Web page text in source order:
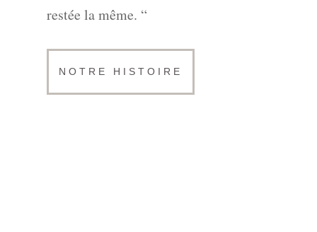
restée la même. “
NOTRE HISTOIRE